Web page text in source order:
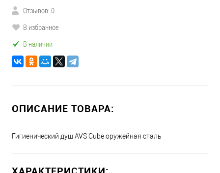
Отзывов: 0
В избранное
В наличии
ОПИСАНИЕ ТОВАРА:
Гигиенический душ AVS Cube оружейная сталь